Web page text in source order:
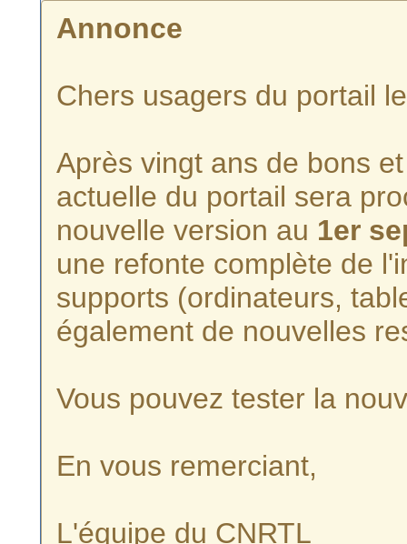
Annonce
Chers usagers du portail
Après vingt ans de bons
actuelle du portail sera
nouvelle version au 1er
une refonte complète de
supports (ordinateurs,
également de nouvelles
Vous pouvez tester la
En vous remerciant,
L'équipe du CNRTL